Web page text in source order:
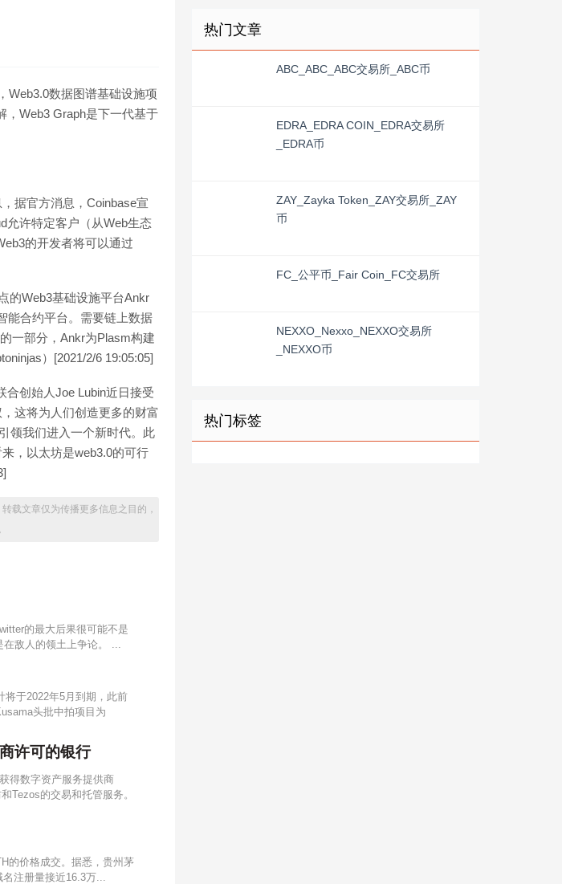
Web3.0数据图谱基础设施项
，Web3 Graph是下一代基于
据官方消息，Coinbase宣
允许特定客户（从Web生态
的开发者将可以通过
的Web3基础设施平台Ankr
能合约平台。需要链上数据
一部分，Ankr为Plasm构建
）[2021/2/6 19:05:05]
合创始人Joe Lubin近日接受
这将为人们创造更多的财富
领我们进入一个新时代。此
，以太坊是web3.0的可行
载文章仅为传播更多信息之目的，
的最大后果很可能不是
敌人的领土上争论。 ...
于2022年5月到期，此前
头批中拍项目为
许可的银行
得数字资产服务提供商
Tezos的交易和托管服务。
的价格成交。据悉，贵州茅
注册量接近16.3万...
热门文章
ABC_ABC_ABC交易所_ABC币
EDRA_EDRA COIN_EDRA交易所
_EDRA币
ZAY_Zayka Token_ZAY交易所_ZAY
币
FC_公平币_Fair Coin_FC交易所
NEXXO_Nexxo_NEXXO交易所
_NEXXO币
热门标签